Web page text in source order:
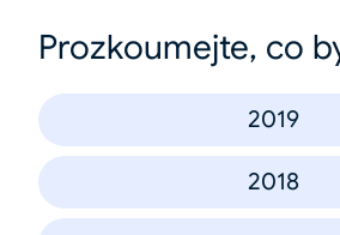
Prozkoumejte, co
2019
2018